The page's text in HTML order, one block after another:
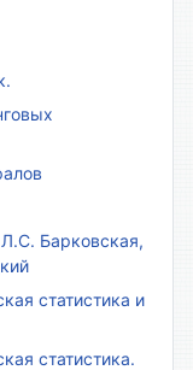
Барковская,
статистика и
статистика.